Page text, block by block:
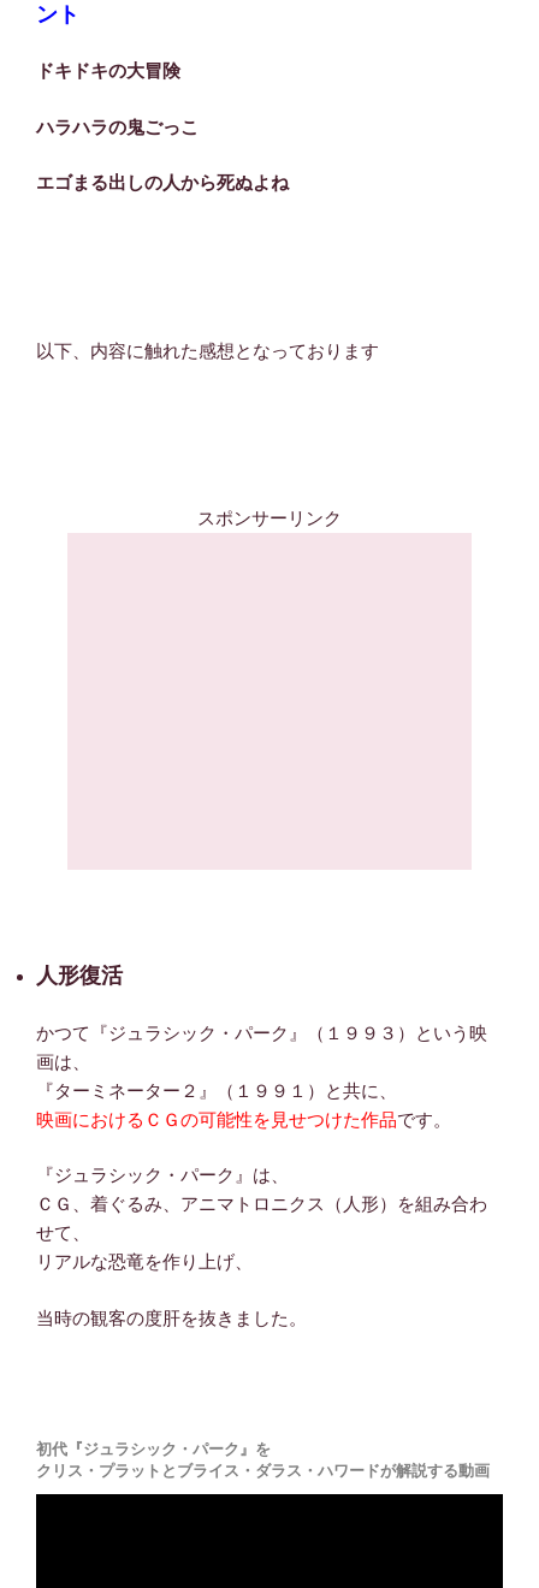
ント
ドキドキの大冒険
ハラハラの鬼ごっこ
エゴまる出しの人から死ぬよね
以下、内容に触れた感想となっております
スポンサーリンク
人形復活
かつて『ジュラシック・パーク』（１９９３）という映
画は、
『ターミネーター２』（１９９１）と共に、
映画におけるＣＧの可能性を見せつけた作品です。
『ジュラシック・パーク』は、
ＣＧ、着ぐるみ、アニマトロニクス（人形）を組み合わ
せて、
リアルな恐竜を作り上げ、
当時の観客の度肝を抜きました。
初代『ジュラシック・パーク』を
クリス・プラットとブライス・ダラス・ハワードが解説する動画